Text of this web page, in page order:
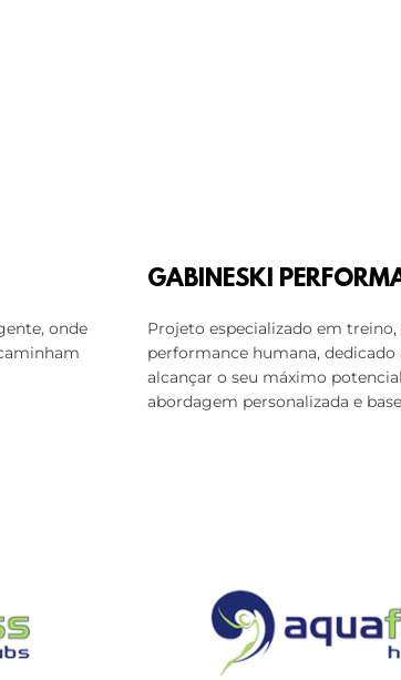
onde
GABINESKI
Projeto especializado em
performance humana, dedicado
alcançar o seu máximo
abordagem personalizada e